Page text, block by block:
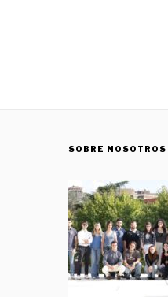
SOBRE NOSOTROS